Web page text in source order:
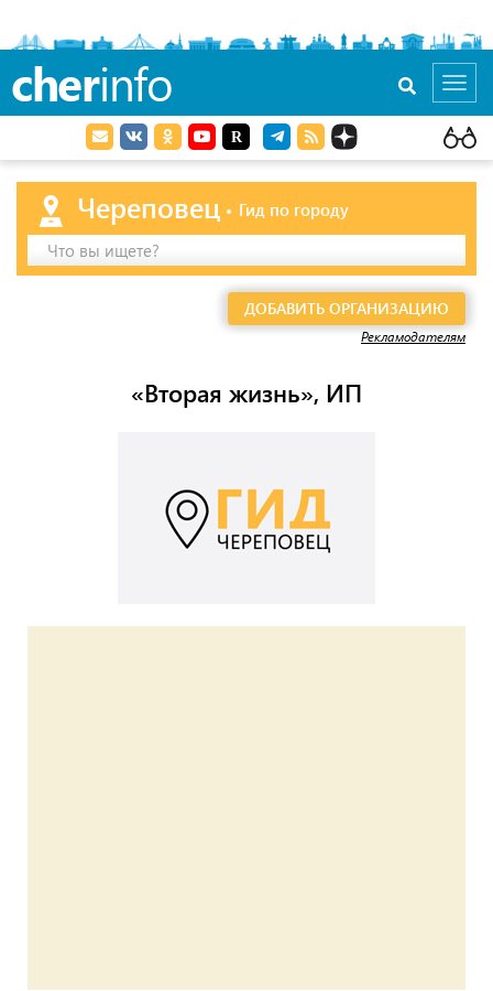
cherinfo
Череповец
Гид по городу
Что вы ищете?
ДОБАВИТЬ ОРГАНИЗАЦИЮ
Рекламодателям
«Вторая жизнь», ИП